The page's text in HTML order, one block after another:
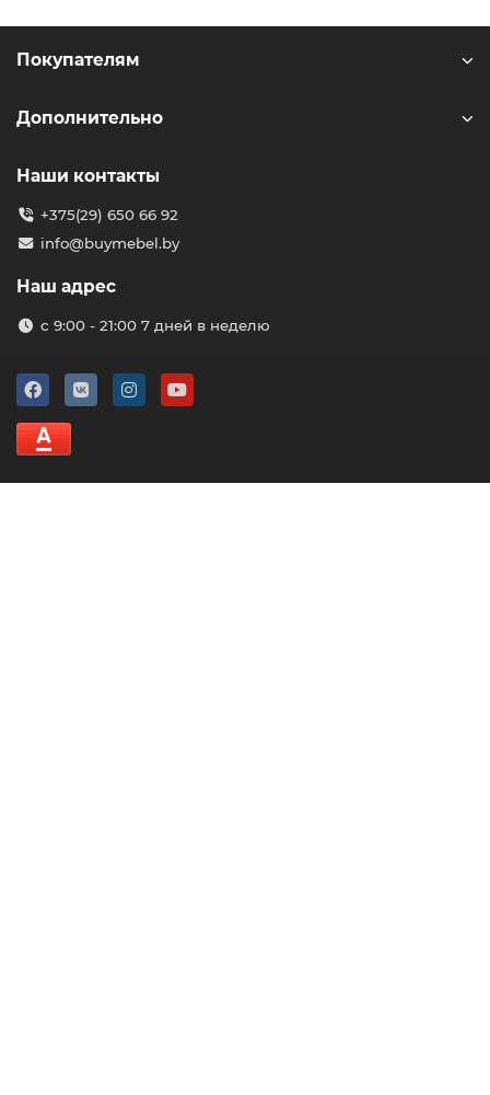
Покупателям
Дополнительно
Наши контакты
+375(29) 650 66 92
info@buymebel.by
Наш адрес
с 9:00 - 21:00 7 дней в неделю